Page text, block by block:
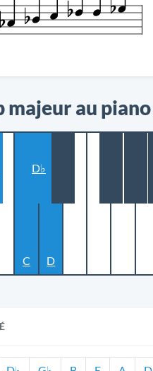
majeur au piano
C
D♭
D